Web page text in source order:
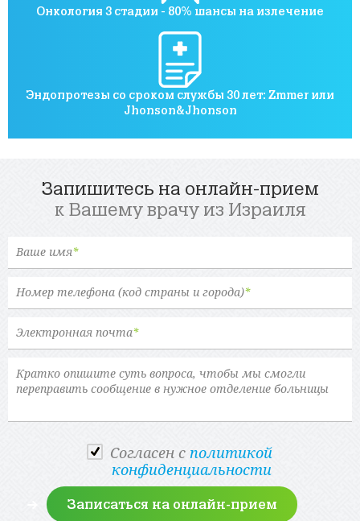
Онкология 3 стадии - 80% шансы на излечение
Эндопротезы со сроком службы 30 лет: Zmmer или
Jhonson&Jhonson
Запишитесь на онлайн-прием
к Вашему врачу из Израиля
Ваше имя*
Номер телефона (код страны и города)*
Электронная почта*
Cогласен с политикой
конфиденциальности